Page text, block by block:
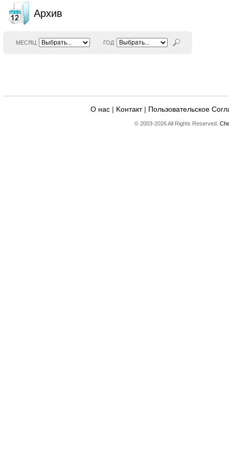
Архив
МЕСЯЦ ГОД
О нас | Kонтакт| Пользовательское
© 2003-2026 All Rights Reserved.